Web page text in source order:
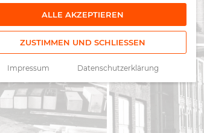
ALLE AKZEPTIEREN
ZUSTIMMEN UND SCHLIESSEN
Impressum Datenschutzerklärung